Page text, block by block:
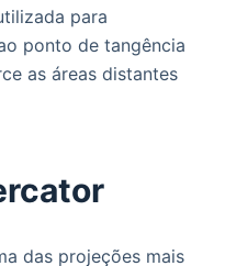
para
ponto de tangência
as áreas distantes
das projeções mais